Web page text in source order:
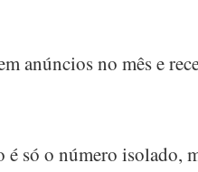
anúncios no mês e
só o número isolado,